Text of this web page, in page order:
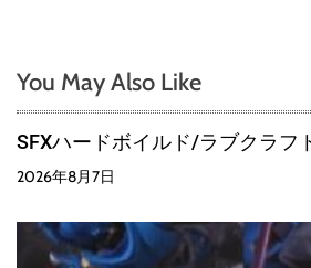
You May Also Like
SFXハードボイルド/ラブクラフ
2026年8月7日